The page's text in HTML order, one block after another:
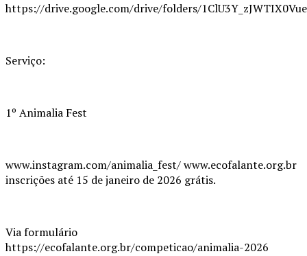
https://drive.google.com/drive/folders/
Serviço:
1º Animalia Fest
www.instagram.com/animalia_fest/ www.ecofalante.org.br
inscrições até 15 de janeiro de 2026 grátis.
Via formulário
https://ecofalante.org.br/competicao/animalia-2026